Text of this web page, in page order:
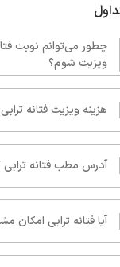
ویزیت شوم؟
هزینه ویزیت فتانه ترابی چقدر است؟
آدرس مطب فتانه ترابی کجا است؟
آیا فتانه ترابی امکان مشاوره آنلاین دارد؟